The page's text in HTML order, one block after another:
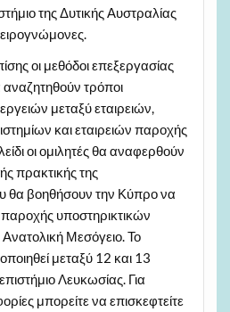
της Δυτικής Αυστραλίας
οι μεθόδοι επεξεργασίας
αναζητηθούν τρόποι
μεταξύ εταιρειών,
και εταιρειών παροχής
οι ομιλητές θα αναφερθούν
πρακτικής της
θα βοηθήσουν την Κύπρο να
υποστηρικτικών
Μεσόγειο. Το
μεταξύ 12 και 13
Λευκωσίας. Για
μπορείτε να επισκεφτείτε